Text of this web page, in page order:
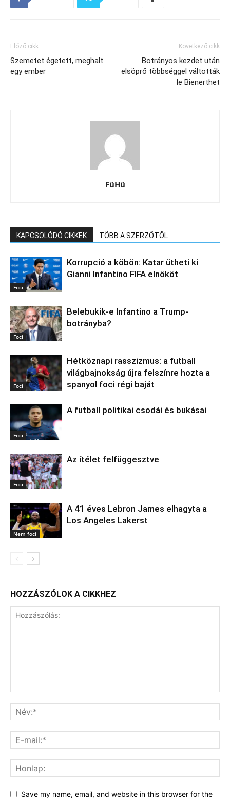
Előző cikk
Szemetet égetett, meghalt
egy ember
Következő cikk
Botrányos kezdet után
elsöprő többséggel váltották
le Bienerthet
FüHü
KAPCSOLÓDÓ CIKKEK TÖBB A SZERZŐTŐL
Foci
Korrupció a köbön: Katar ütheti ki
Gianni Infantino FIFA elnököt
Foci
Belebukik-e Infantino a Trump-
botrányba?
Foci
Hétköznapi rasszizmus: a futball
világbajnokság újra felszínre hozta a
spanyol foci régi baját
Foci
A futball politikai csodái és bukásai
Foci
Az ítélet felfüggesztve
Nem foci
A 41 éves Lebron James elhagyta a
Los Angeles Lakerst
HOZZÁSZÓLOK A CIKKHEZ
Save my name, email, and website in this browser for the